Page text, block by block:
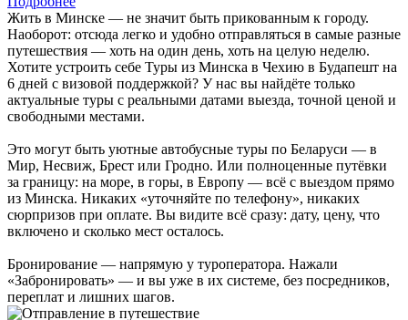
Жить в Минске — не значит быть прикованным к городу.
Наоборот: отсюда легко и удобно отправляться в самые разные
путешествия — хоть на один день, хоть на целую неделю.
Хотите устроить себе Туры из Минска в Чехию в Будапешт на
6 дней с визовой поддержкой? У нас вы найдёте только
актуальные туры с реальными датами выезда, точной ценой и
свободными местами.
Это могут быть уютные автобусные туры по Беларуси — в
Мир, Несвиж, Брест или Гродно. Или полноценные путёвки
за границу: на море, в горы, в Европу — всё с выездом прямо
из Минска. Никаких «уточняйте по телефону», никаких
сюрпризов при оплате. Вы видите всё сразу: дату, цену, что
включено и сколько мест осталось.
Бронирование — напрямую у туроператора. Нажали
«Забронировать» — и вы уже в их системе, без посредников,
переплат и лишних шагов.